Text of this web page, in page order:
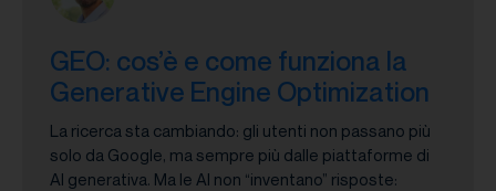
GEO: cos’è e come funziona la
Generative Engine Optimization
La ricerca sta cambiando: gli utenti non passano più
solo da Google, ma sempre più dalle piattaforme di
AI generativa. Ma le AI non “inventano” risposte: